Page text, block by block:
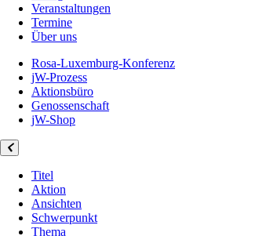
Veranstaltungen
Termine
Über uns
Rosa-Luxemburg-Konferenz
jW-Prozess
Aktionsbüro
Genossenschaft
jW-Shop
Titel
Aktion
Ansichten
Schwerpunkt
Thema